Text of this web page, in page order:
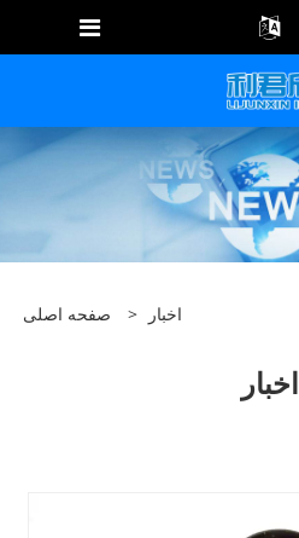
صفحه اصلی > اخبار
اخبار